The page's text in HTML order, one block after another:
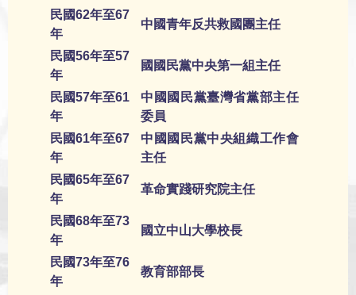
民國62年至67
年
中國青年反共救國團主任
民國56年至57
年
國國民黨中央第一組主任
民國57年至61
年
中國國民黨臺灣省黨部主任
委員
民國61年至67
年
中國國民黨中央組織工作會
主任
民國65年至67
年
革命實踐研究院主任
民國68年至73
年
國立中山大學校長
民國73年至76
年
教育部部長